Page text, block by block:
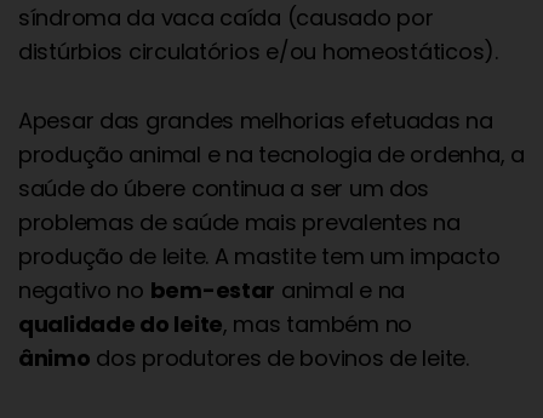
síndroma da vaca caída (causado por
distúrbios circulatórios e/ou homeostáticos).
Apesar das grandes melhorias efetuadas na
produção animal e na tecnologia de ordenha, a
saúde do úbere continua a ser um dos
problemas de saúde mais prevalentes na
produção de leite. A mastite tem um impacto
negativo no bem-estar animal e na
qualidade do leite, mas também no
ânimo dos produtores de bovinos de leite.